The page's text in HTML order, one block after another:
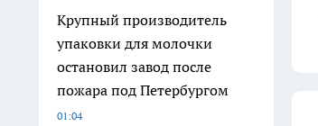
Крупный производитель
упаковки для молочки
остановил завод после
пожара под Петербургом
01:04